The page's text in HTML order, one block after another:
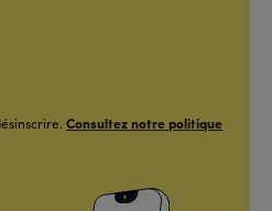
Consultez notre politique